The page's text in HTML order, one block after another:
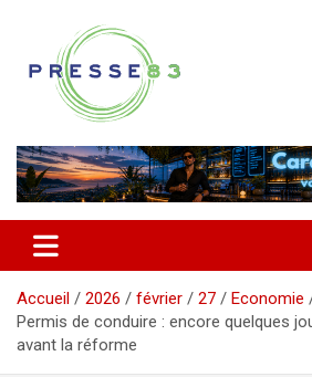
contenu
Presse 83
Accueil 2026 février 27 Economie
Permis de conduire : encore quelques
avant la réforme